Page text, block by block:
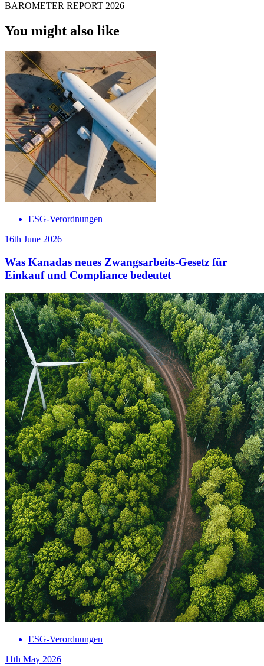
BAROMETER REPORT 2026
You might also like
ESG-Verordnungen
16th June 2026
Was Kanadas neues Zwangsarbeits-Gesetz für
Einkauf und Compliance bedeutet
ESG-Verordnungen
11th May 2026